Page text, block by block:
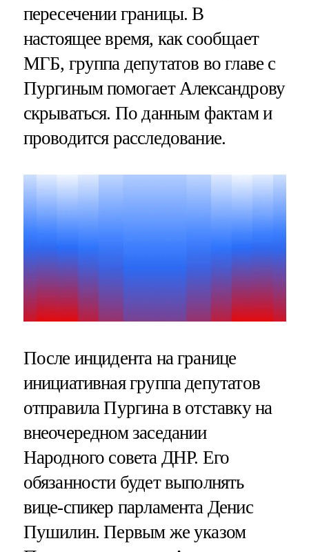
пересечении границы. В
настоящее время, как сообщает
МГБ, группа депутатов во главе с
Пургиным помогает Александрову
скрываться. По данным фактам и
проводится расследование.
После инцидента на границе
инициативная группа депутатов
отправила Пургина в отставку на
внеочередном заседании
Народного совета ДНР. Его
обязанности будет выполнять
вице-спикер парламента Денис
Пушилин. Первым же указом